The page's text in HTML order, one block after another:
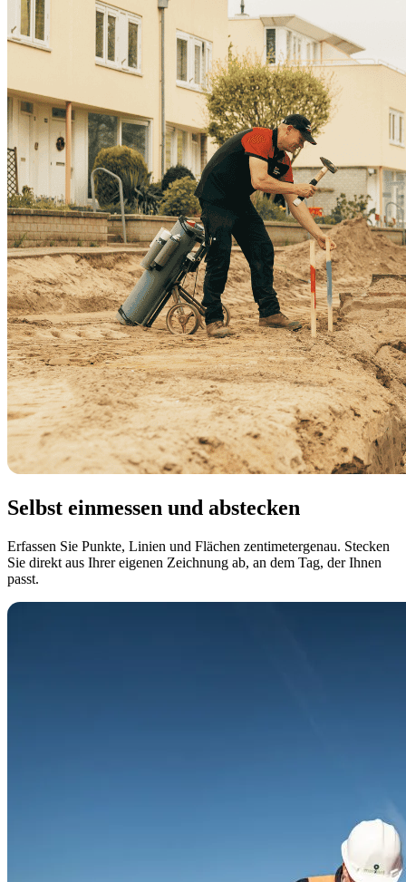
Selbst einmessen und abstecken
Erfassen Sie Punkte, Linien und Flächen zentimetergenau. Stecken
Sie direkt aus Ihrer eigenen Zeichnung ab, an dem Tag, der Ihnen
passt.